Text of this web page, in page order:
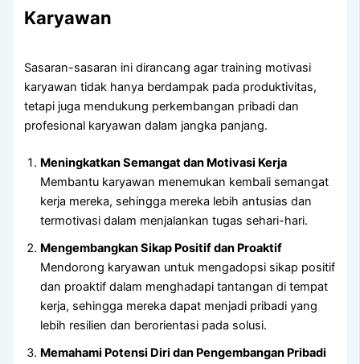
Karyawan
Sasaran-sasaran ini dirancang agar training motivasi
karyawan tidak hanya berdampak pada produktivitas,
tetapi juga mendukung perkembangan pribadi dan
profesional karyawan dalam jangka panjang.
Meningkatkan Semangat dan Motivasi Kerja
Membantu karyawan menemukan kembali semangat
kerja mereka, sehingga mereka lebih antusias dan
termotivasi dalam menjalankan tugas sehari-hari.
Mengembangkan Sikap Positif dan Proaktif
Mendorong karyawan untuk mengadopsi sikap positif
dan proaktif dalam menghadapi tantangan di tempat
kerja, sehingga mereka dapat menjadi pribadi yang
lebih resilien dan berorientasi pada solusi.
Memahami Potensi Diri dan Pengembangan Pribadi